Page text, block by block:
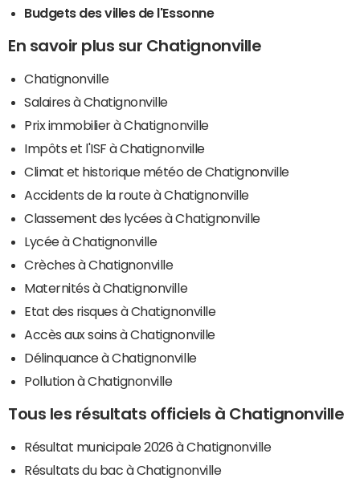
Budgets des villes de l'Essonne
En savoir plus sur Chatignonville
Chatignonville
Salaires à Chatignonville
Prix immobilier à Chatignonville
Impôts et l'ISF à Chatignonville
Climat et historique météo de Chatignonville
Accidents de la route à Chatignonville
Classement des lycées à Chatignonville
Lycée à Chatignonville
Crèches à Chatignonville
Maternités à Chatignonville
Etat des risques à Chatignonville
Accès aux soins à Chatignonville
Délinquance à Chatignonville
Pollution à Chatignonville
Tous les résultats officiels à Chatignonville
Résultat municipale 2026 à Chatignonville
Résultats du bac à Chatignonville